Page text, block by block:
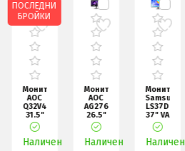
Монитор
AOC
AG276UZD,
26.5"
QD-
OLED,
3840x2160@240
Наличен
Монитор
Samsung
LS37D800UA
37" VA
LED
ViewFinity
S
Наличен
Монитор
AOC
27G4ZR,
27"
Fast
IPS
WLED,
Наличен
ПОСЛЕДНИ
БРОЙКИ